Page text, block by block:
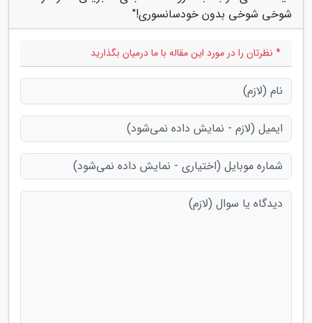
شوخی شوخی بدون خودسانسوری!"
* نظرتان را در مورد این مقاله با ما درمیان بگذارید